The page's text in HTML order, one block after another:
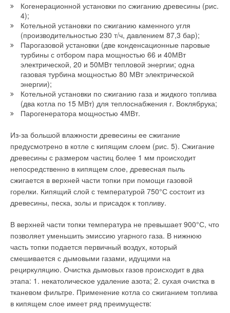
Когенерационной установки по сжиганию древесины (рис.
4);
Котельной установки по сжиганию каменного угля
(производительностью 230 т/ч, давлением 87,3 бар);
Парогазовой установки (две конденсационные паровые
турбины с отбором пара мощностью 66 и 40МВт
электрической, 20 и 50МВт тепловой энергии; одна
газовая турбина мощностью 80 МВт электрической
энергии);
Котельной установки по сжиганию газа и жидкого топлива
(два котла по 15 МВт) для теплоснабжения г. Воклябрука;
Парогенератора мощностью 4МВт.
Из-за большой влажности древесины ее сжигание
предусмотрено в котле с кипящим слоем (рис. 5). Сжигание
древесины с размером частиц более 1 мм происходит
непосредственно в кипящем слое, древесная пыль
сжигается в верхней части топки при помощи газовой
горелки. Кипящий слой с температурой 750°С состоит из
древесины, песка, золы и присадок к топливу.
В верхней части топки температура не превышает 900°С, что
позволяет уменьшить эмиссию угарного газа. В нижнюю
часть топки подается первичный воздух, который
смешивается с дымовыми газами, идущими на
рециркуляцию. Очистка дымовых газов происходит в два
этапа: 1. некатолическое удаление азота; 2. сухая очистка в
тканевом фильтре. Применение котла со сжиганием топлива
в кипящем слое имеет ряд преимуществ: